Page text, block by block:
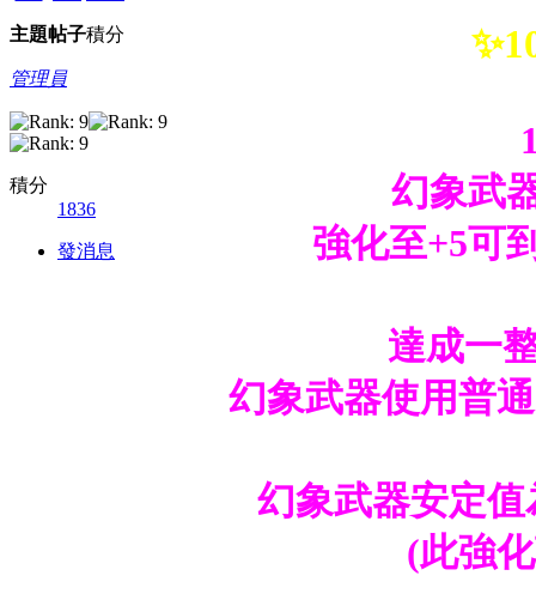
主題帖子積分
管理員
積分
1836
發消息
幻象武
強化至+5可
達成一
幻象武器使用普
幻象武器安定
(此強